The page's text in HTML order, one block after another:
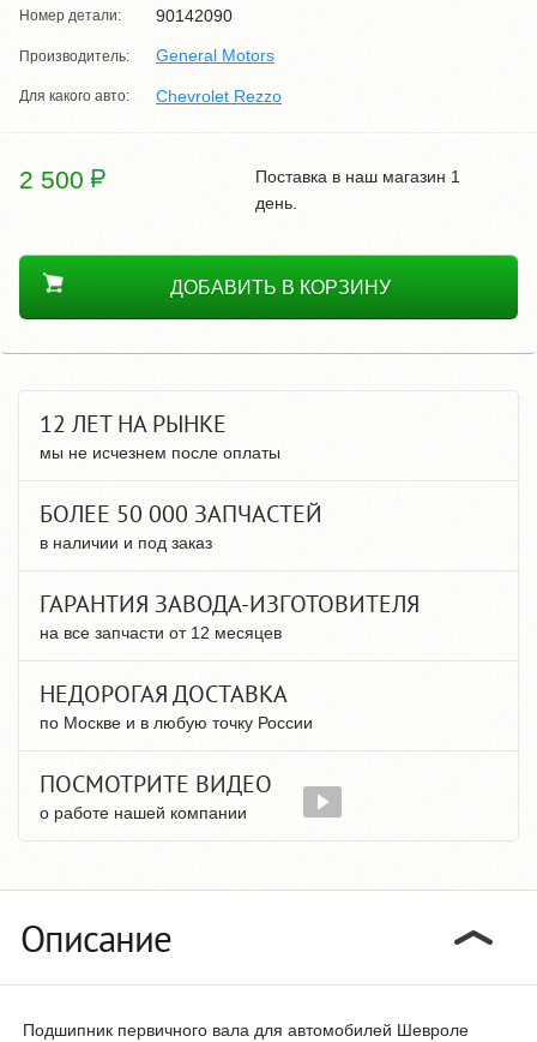
Номер детали: 90142090
Производитель: General Motors
Для какого авто: Chevrolet Rezzo
2 500
Поставка в наш магазин 1
день.
ДОБАВИТЬ В КОРЗИНУ
12 ЛЕТ НА РЫНКЕ
мы не исчезнем после оплаты
БОЛЕЕ 50 000 ЗАПЧАСТЕЙ
в наличии и под заказ
ГАРАНТИЯ ЗАВОДА-ИЗГОТОВИТЕЛЯ
на все запчасти от 12 месяцев
НЕДОРОГАЯ ДОСТАВКА
по Москве и в любую точку России
ПОСМОТРИТЕ ВИДЕО
о работе нашей компании
Описание
Подшипник первичного вала для автомобилей Шевроле